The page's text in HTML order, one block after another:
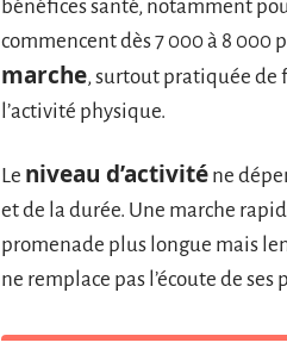
bénéfices santé, notamment
commencent dès 7 000 à 8 000
marche, surtout pratiquée de
l’activité physique.
Le niveau d’activité ne
et de la durée. Une marche
promenade plus longue mais
ne remplace pas l’écoute de ses